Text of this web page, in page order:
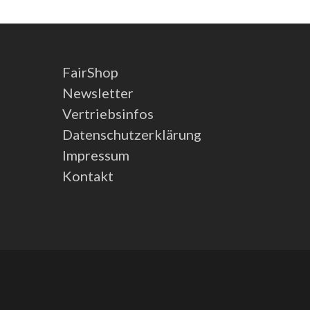
FairShop
Newsletter
Vertriebsinfos
Datenschutzerklärung
Impressum
Kontakt